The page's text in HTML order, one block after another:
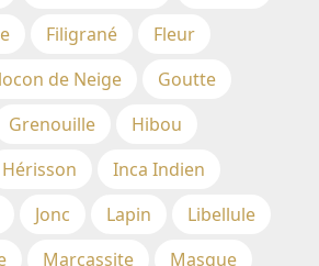
Filigrané
Fleur
de Neige
Goutte
Grenouille
Hibou
Hérisson
Inca Indien
Jonc Lapin
Libellule
Marcassite
Masque